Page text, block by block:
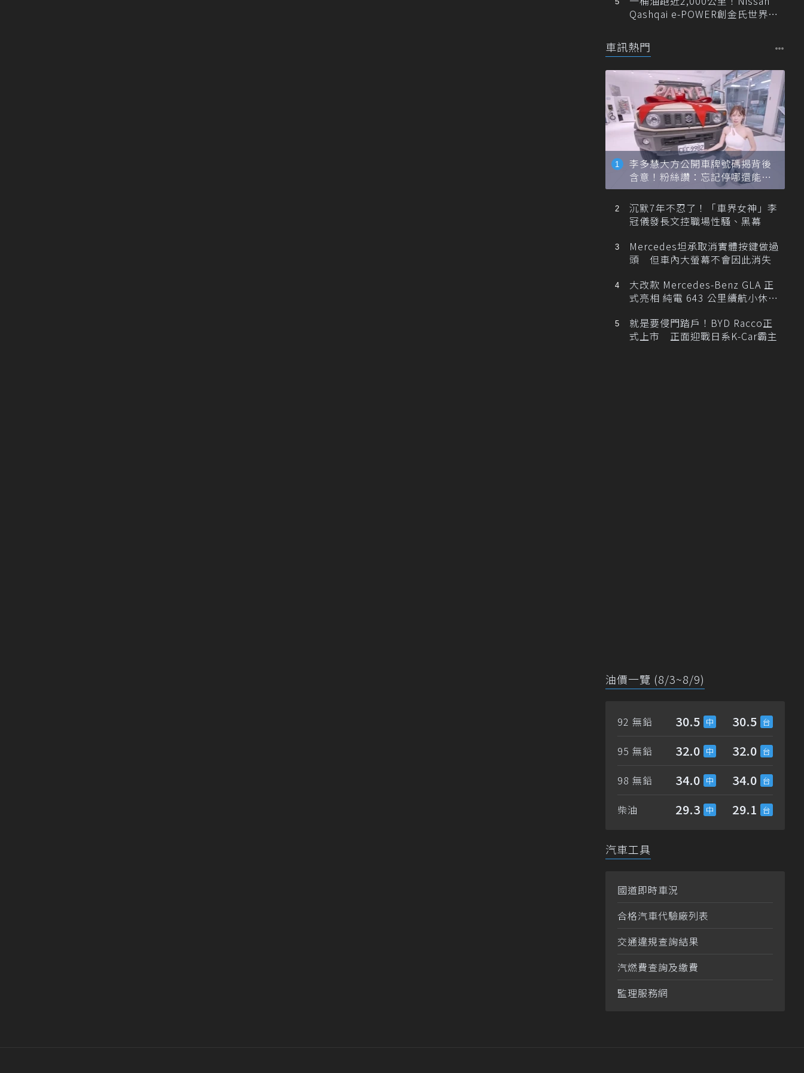
Qashqai e-POWER創金氏世界紀
車訊熱門
李多慧大方公開車牌號碼揭背後
含意！粉絲讚：忘記停哪還能幫
忙找車
沉默7年不忍了！「車界女神」李
冠儀發長文控職場性騷、黑幕
Mercedes坦承取消實體按鍵做過
頭 但車內大螢幕不會因此消失
大改款 Mercedes-Benz GLA 正
式亮相 純電 643 公里續航小休
就是要侵門踏戶！BYD Racco正
式上市 正面迎戰日系K-Car霸主
油價一覽 (8/3~8/9)
92 無鉛 30.5 30.5
95 無鉛 32.0 32.0
98 無鉛 34.0 34.0
柴油 29.3 29.1
汽車工具
國道即時車況
合格汽車代驗廠列表
交通違規查詢結果
汽燃費查詢及繳費
監理服務網